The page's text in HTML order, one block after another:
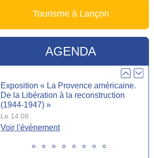
Tourisme à Lançon
AGENDA
Réunion d’information mutuelle AXA
Le 13.10
Heure :18:00
Voir l'évènement
Exposition « La Provence américaine.
De la Libération à la reconstruction
(1944-1947) »
Le 14.08
Voir l'évènement